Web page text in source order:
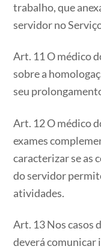
trabalho, que
servidor no
Art. 11 O médico
sobre a
seu
Art. 12 O médico
exames
caracterizar se as
do servidor
atividades.
Art. 13 Nos casos
deverá comunicar